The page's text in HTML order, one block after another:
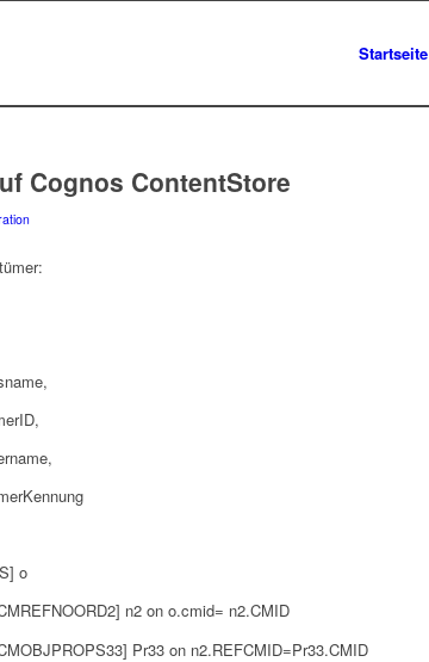
Startseite
Cognos ContentStore
o
n2 on o.cmid= n2.CMID
Pr33 on n2.REFCMID=Pr33.CMID